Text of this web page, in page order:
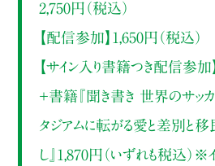
2,750円（税込）
【配信参加】1,650円（税込）
【サイン入り書籍つき配信参加
＋書籍『聞き書き 世界のサ
タジアムに転がる愛と差別と移
し』1,870円（いずれも税込）※